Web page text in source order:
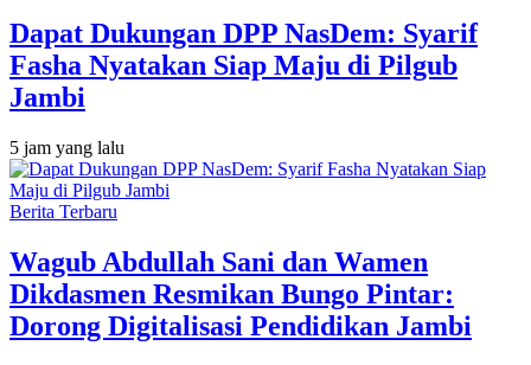
Dapat Dukungan DPP NasDem: Syarif
Fasha Nyatakan Siap Maju di Pilgub
Jambi
5 jam yang lalu
Berita Terbaru
Wagub Abdullah Sani dan Wamen
Dikdasmen Resmikan Bungo Pintar:
Dorong Digitalisasi Pendidikan Jambi